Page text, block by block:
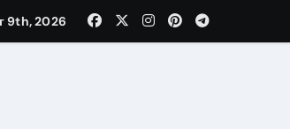
9th, 2026